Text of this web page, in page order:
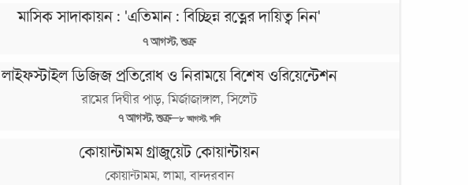
মাসিক সাদাকায়ন : 'এতিমান : বিচ্ছিন্ন রত্নের দায়িত্ব নিন'
৭আগস্ট,শুক্র
লাইফস্টাইল ডিজিজ প্রতিরোধ ও নিরাময়ে বিশেষ ওরিয়েন্টেশন
রামের দিঘীর পাড়, মির্জাজাঙ্গাল, সিলেট
৭আগস্ট,শুক্র—৮আগস্ট,শনি
কোয়ান্টামম গ্রাজুয়েট কোয়ান্টায়ন
কোয়ান্টামম, লামা, বান্দরবান